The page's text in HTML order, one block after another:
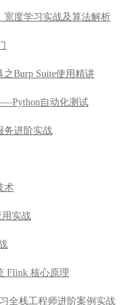
用实战
Flink 核心原理
全栈工程师进阶案例实战
、架构与实战
栈工程师
战
列之缠论系统